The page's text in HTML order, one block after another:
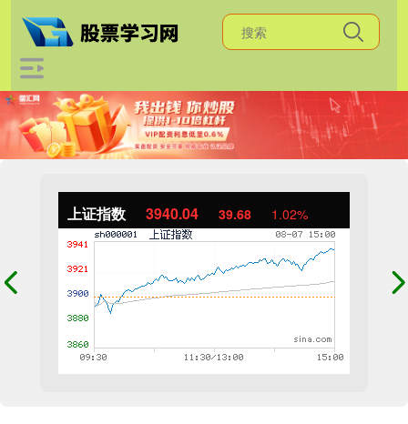
上证指数 3940.04 39.68 1.02%